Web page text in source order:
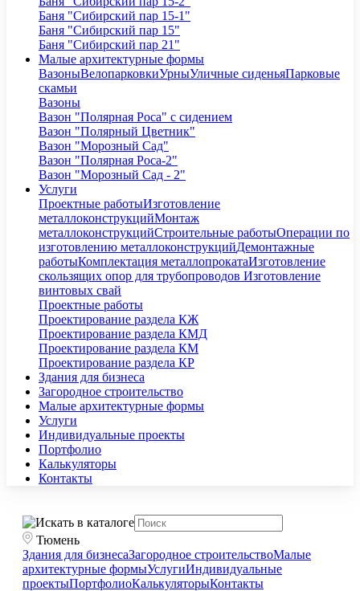
Баня "Сибирский пар 15-1"
Баня "Сибирский пар 15"
Баня "Сибирский пар 21"
Малые архитектурные формы
ВазоныВелопарковкиУрныУличные сиденьяПарковые
скамьи
Вазоны
Вазон "Полярная Роса" с сидением
Вазон "Полярный Цветник"
Вазон "Морозный Сад"
Вазон "Полярная Роса-2"
Вазон "Морозный Сад - 2"
Услуги
Проектные работыИзготовление
металлоконструкцийМонтаж
металлоконструкцийСтроительные работыОперации по
изготовлению металлоконструкцийДемонтажные
работыКомплектация металлопрокатаИзготовление
скользящих опор для трубопроводов Изготовление
винтовых свай
Проектные работы
Проектирование раздела КЖ
Проектирование раздела КМД
Проектирование раздела КМ
Проектирование раздела КР
Здания для бизнеса
Загородное строительство
Малые архитектурные формы
Услуги
Индивидуальные проекты
Портфолио
Калькуляторы
Контакты
Тюмень
Здания для бизнесаЗагородное строительствоМалые
архитектурные формыУслугиИндивидуальные
проектыПортфолиоКалькуляторыКонтакты